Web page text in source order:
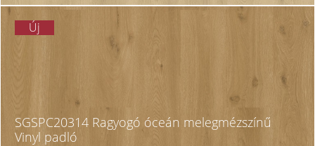
Új
SGSPC20314 Ragyogó óceán melegmézszínű
Vinyl padló